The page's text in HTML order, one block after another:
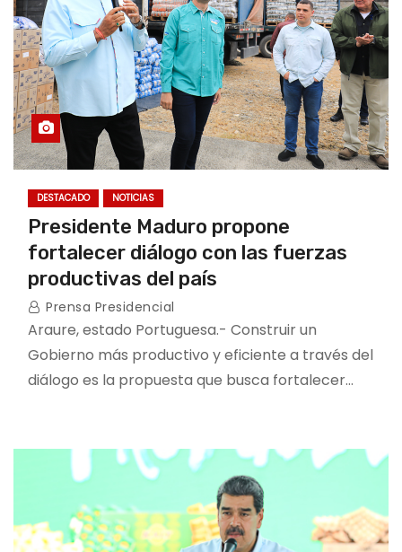
DESTACADO NOTICIAS
Presidente Maduro propone
fortalecer diálogo con las fuerzas
productivas del país
Prensa Presidencial
Araure, estado Portuguesa.- Construir un
Gobierno más productivo y eficiente a través del
diálogo es la propuesta que busca fortalecer…